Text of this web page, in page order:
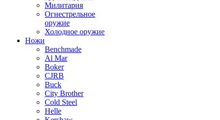
Милитария
Огнестрельное
оружие
Холодное оружие
Ножи
Benchmade
Al Mar
Boker
CJRB
Buck
City Brother
Cold Steel
Helle